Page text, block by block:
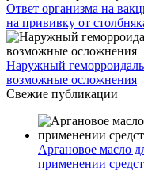
Ответ организма на
на прививку от
Наружный
возможные осложнения
Свежие публикации
Аргановое масло
применении